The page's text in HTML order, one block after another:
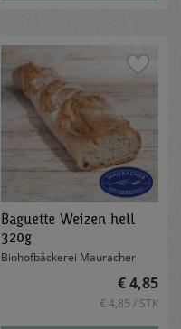
Baguette Weizen hell
320g
Biohofbäckerei Mauracher
€ 4,85
€ 4,85 / STK